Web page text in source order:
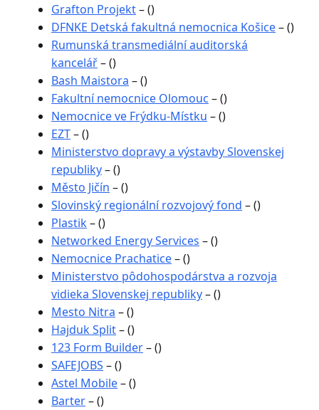
Grafton Projekt– ()
DFNKE Detská fakultná nemocnica Košice– ()
Rumunská transmediální auditorská
kancelář– ()
Bash Maistora – ()
Fakultní nemocnice Olomouc – ()
Nemocnice ve Frýdku-Místku – ()
EZT– ()
Ministerstvo dopravy a výstavby Slovenskej
republiky– ()
Město Jičín – ()
Slovinský regionální rozvojový fond – ()
Plastik– ()
Networked Energy Services – ()
Nemocnice Prachatice– ()
Ministerstvo pôdohospodárstva a rozvoja
vidieka Slovenskej republiky– ()
Mesto Nitra – ()
Hajduk Split– ()
123 Form Builder– ()
SAFEJOBS – ()
Astel Mobile– ()
Barter– ()